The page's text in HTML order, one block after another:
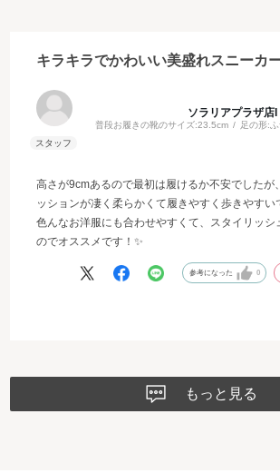
キラキラでかわいい美盛れスニーカ
ソラリアプラザ店I
普段お履きの靴のサイズ:23.5cm 足の形:
高さが9cmあるので最初は履けるか不安でしたが
ッションが凄く柔らかくて履きやすく歩きやすい
色んなお洋服にも合わせやすくて、スタイリッシ
のでオススメです！✨
参考になった 0
もっと見る